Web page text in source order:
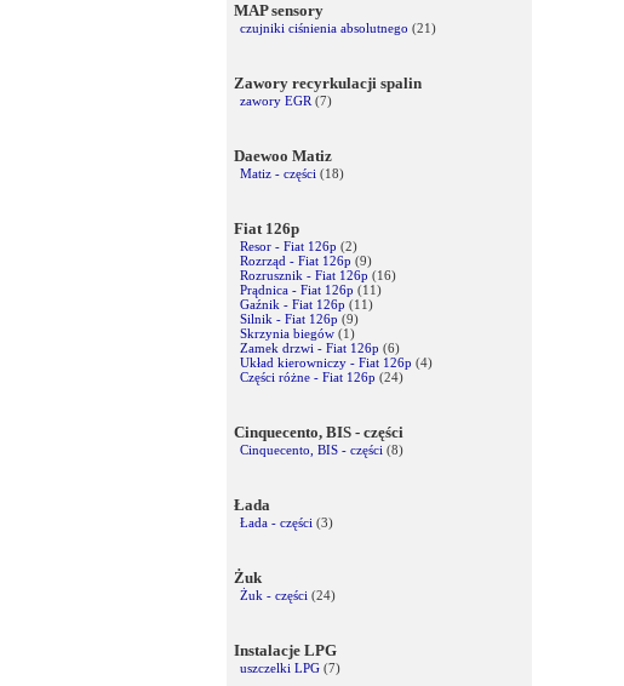
MAP sensory
czujniki ciśnienia absolutnego (21)
Zawory recyrkulacji spalin
zawory EGR (7)
Daewoo Matiz
Matiz - części (18)
Fiat 126p
Resor - Fiat 126p (2)
Rozrząd - Fiat 126p (9)
Rozrusznik - Fiat 126p (16)
Prądnica - Fiat 126p (11)
Gaźnik - Fiat 126p (11)
Silnik - Fiat 126p (9)
Skrzynia biegów (1)
Zamek drzwi - Fiat 126p (6)
Układ kierowniczy - Fiat 126p (4)
Części różne - Fiat 126p (24)
Cinquecento, BIS - części
Cinquecento, BIS - części (8)
Łada
Łada - części (3)
Żuk
Żuk - części (24)
Instalacje LPG
uszczelki LPG (7)